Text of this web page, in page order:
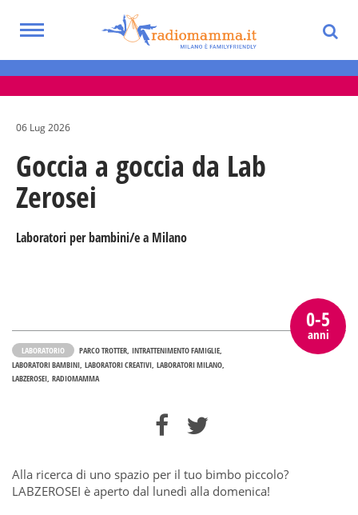
main
Toggle
Eventi per bambini, ragazzi e adolescenti
nella Città Metropolitana di Milano
06 Lug 2026
Goccia a goccia da Lab
Zerosei
Laboratori per bambini/e a Milano
0-5
anni
LABORATORIO PARCO TROTTER INTRATTENIMENTO FAMIGLIE
LABORATORI BAMBINI LABORATORI CREATIVI LABORATORI MILANO
LABZEROSEI RADIOMAMMA
Alla ricerca di uno spazio per il tuo bimbo piccolo?
LABZEROSEI è aperto dal lunedì alla domenica!